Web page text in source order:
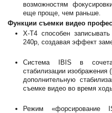
возможностям
еще проще, чем раньше.
Функции съемки видео
X-T4 способен
240p, создавая эффект
Система IBIS в
стабилизации
дополнительную
съемке видео во время
Режим «форсирование